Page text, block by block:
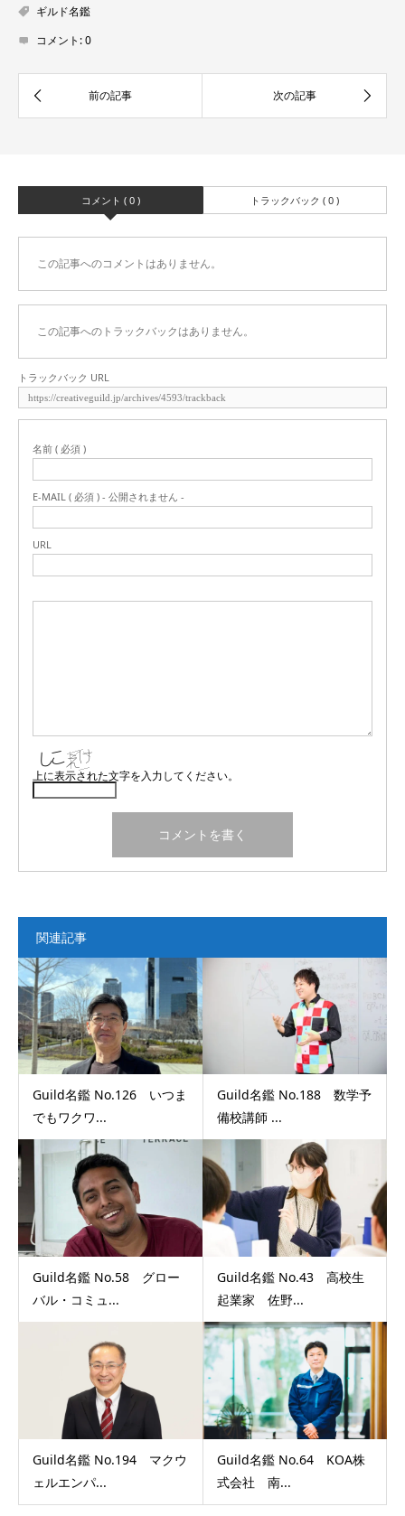
ギルド名鑑
コメント:0
コメント ( 0 ) トラックバック ( 0 )
この記事へのコメントはありません。
この記事へのトラックバックはありません。
トラックバック URL
名前 ( 必須 )
E-MAIL ( 必須 ) - 公開されません -
URL
上に表示された文字を入力してください。
関連記事
Guild名鑑 No.126 いつま
でもワクワ...
Guild名鑑 No.188 数学予
備校講師 ...
Guild名鑑 No.58 グロー
バル・コミュ...
Guild名鑑 No.43 高校生
起業家 佐野...
Guild名鑑 No.194 マクウ
ェルエンパ...
Guild名鑑 No.64 KOA株
式会社 南...